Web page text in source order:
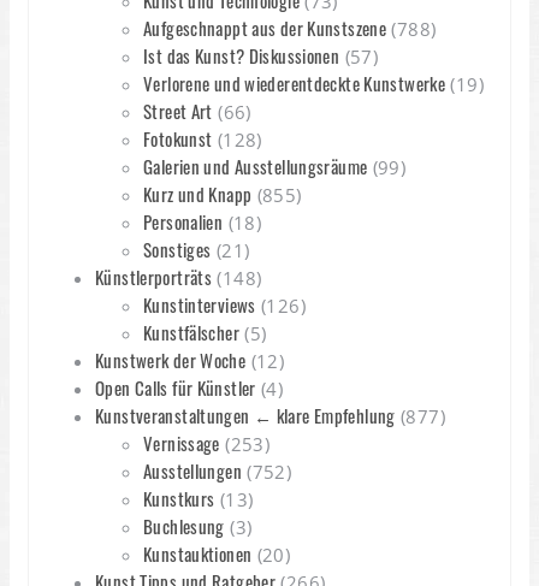
Aufgeschnappt aus der Kunstszene (788)
Ist das Kunst? Diskussionen (57)
Verlorene und wiederentdeckte Kunstwerke (19)
Street Art (66)
Fotokunst (128)
Galerien und Ausstellungsräume (99)
Kurz und Knapp (855)
Personalien (18)
Sonstiges (21)
Künstlerporträts (148)
Kunstinterviews (126)
Kunstfälscher(5)
Kunstwerk der Woche (12)
Open Calls für Künstler (4)
Kunstveranstaltungen ← klare Empfehlung (877)
Vernissage (253)
Ausstellungen (752)
Kunstkurs (13)
Buchlesung (3)
Kunstauktionen (20)